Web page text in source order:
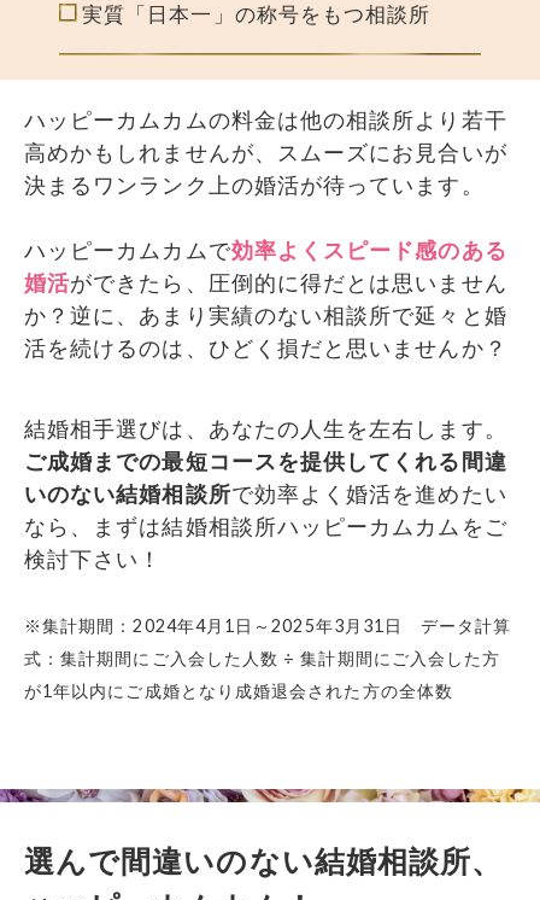
実質 「日本一」 の称号をもつ相談所
ハッピーカムカムの料金は他の相談所より若干
高めかもしれませんが、スムーズにお見合いが
決まるワンランク上の婚活が待っています。
ハッピーカムカムで効率よくスピード感のある
婚活ができたら、圧倒的に得だとは思いません
か？逆に、あまり実績のない相談所で延々と婚
活を続けるのは、ひどく損だと思いませんか？
結婚相手選びは、あなたの人生を左右します。
ご成婚までの最短コースを提供してくれる間違
いのない結婚相談所で効率よく婚活を進めたい
なら、まずは結婚相談所ハッピーカムカムをご
検討下さい！
※集計期間：2024年4月1日～2025年3月31日 データ計算
式：集計期間にご入会した人数 ÷ 集計期間にご入会した方
が1年以内にご成婚となり成婚退会された方の全体数
選んで間違いのない結婚相談所、